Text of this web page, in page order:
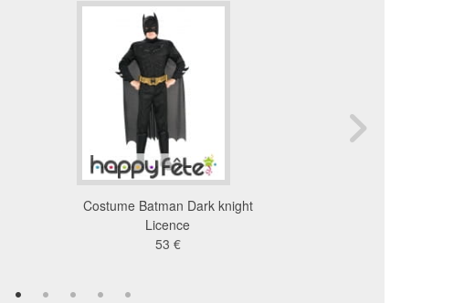
Costume Batman Dark knight
Licence
53 €